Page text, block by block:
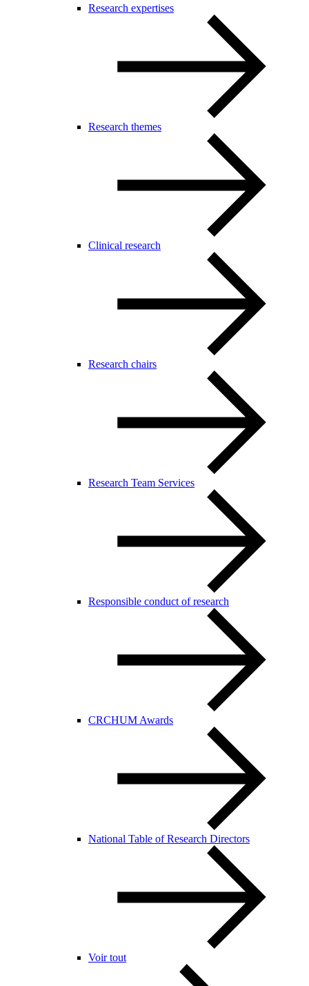
Research expertises
Research themes
Clinical research
Research chairs
Research Team Services
Responsible conduct of research
CRCHUM Awards
National Table of Research Directors
Voir tout